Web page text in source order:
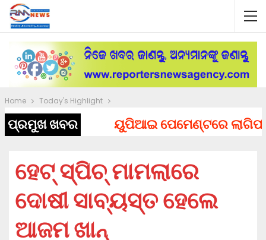
Home Today's Highlight
ପ୍ରମୁଖ ଖବର ୟୁପିଆଇ ପେମେଣ୍ଟରେ ଲାଗିପାରେ
ହେଟ୍ ସ୍ପିଚ୍ ମାମଲାରେ
ଦୋଷୀ ସାବ୍ୟସ୍ତ ହେଲେ
ଆଜମ ଖାନ୍